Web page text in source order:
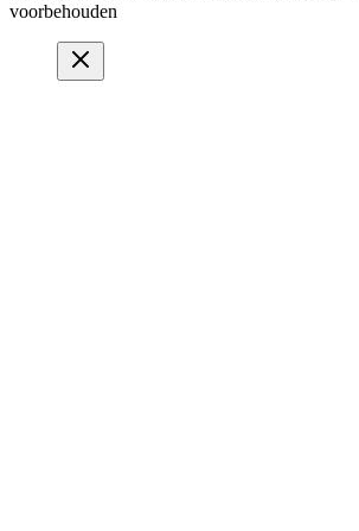
voorbehouden